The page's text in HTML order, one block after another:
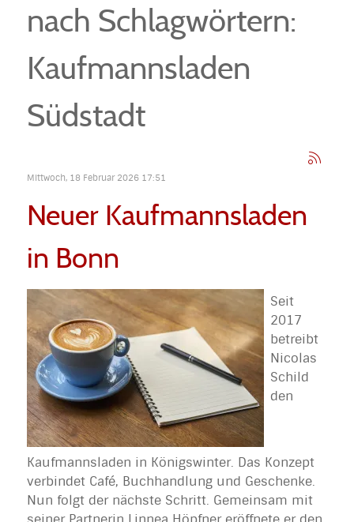
nach Schlagwörtern:
Kaufmannsladen
Südstadt
Mittwoch, 18 Februar 2026 17:51
Neuer Kaufmannsladen
in Bonn
Seit
2017
betreibt
Nicolas
Schild
den
Kaufmannsladen in Königswinter. Das Konzept
verbindet Café, Buchhandlung und Geschenke.
Nun folgt der nächste Schritt. Gemeinsam mit